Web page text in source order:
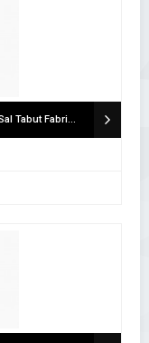
Erciyes Morg imalatı Klimalı Tabut Alüminyum Sal Tabut Fabrikası